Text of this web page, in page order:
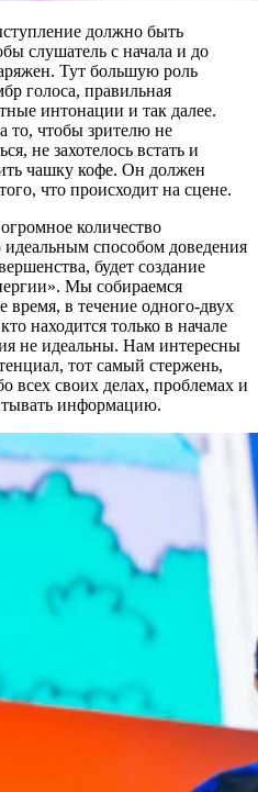
должно быть
слушатель с начала и до
Тут большую роль
голоса, правильная
интонации и так далее.
то, чтобы зрителю не
не захотелось встать и
чашку кофе. Он должен
что происходит на сцене.
количество
способом доведения
будет создание
Мы собираемся
время, в течение одного-двух
находится только в начале
не идеальны. Нам интересны
тот самый стержень,
всех своих делах, проблемах и
информацию.